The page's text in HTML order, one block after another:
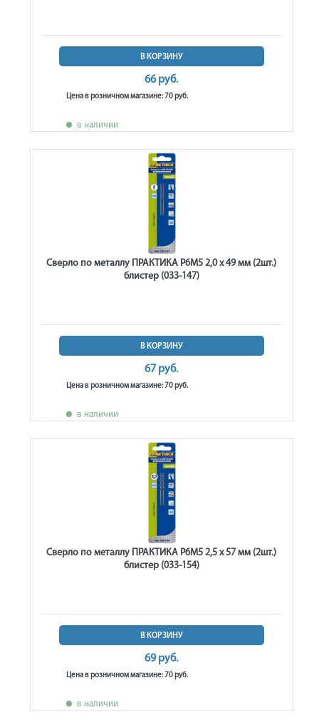
В КОРЗИНУ
66 руб.
Цена в розничном магазине: 70 руб.
в наличии
Сверло по металлу ПРАКТИКА Р6М5 2,0 х 49 мм (2шт.)
блистер (033-147)
В КОРЗИНУ
67 руб.
Цена в розничном магазине: 70 руб.
в наличии
Сверло по металлу ПРАКТИКА Р6М5 2,5 х 57 мм (2шт.)
блистер (033-154)
В КОРЗИНУ
69 руб.
Цена в розничном магазине: 70 руб.
в наличии